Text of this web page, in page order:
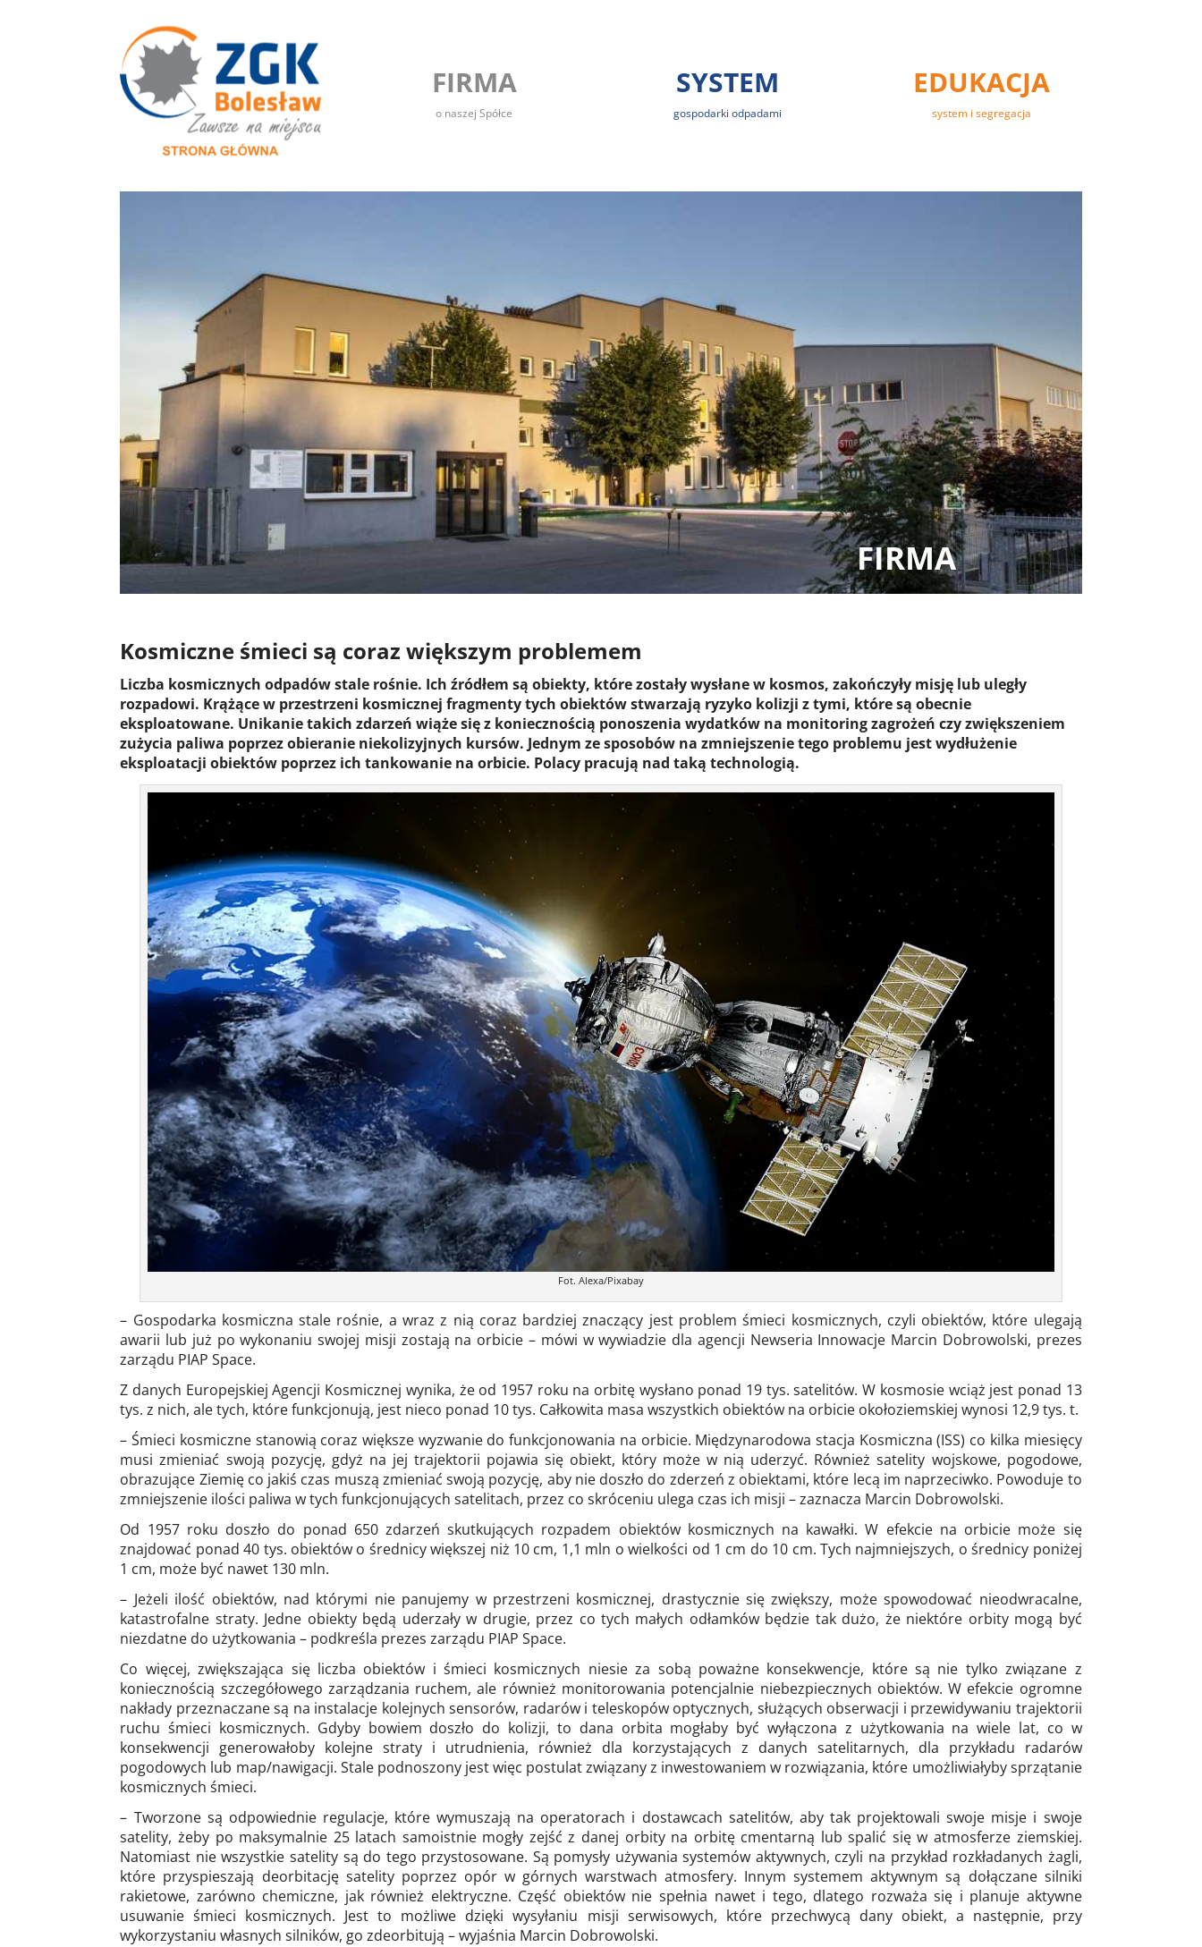
FIRMA
o naszej Spółce
SYSTEM
gospodarki odpadami
EDUKACJA
system i segregacja
FIRMA
Kosmiczne śmieci są coraz większym problemem
Liczba kosmicznych odpadów stale rośnie. Ich źródłem są obiekty, które zostały wysłane w kosmos, zakończyły misję lub uległy
rozpadowi. Krążące w przestrzeni kosmicznej fragmenty tych obiektów stwarzają ryzyko kolizji z tymi, które są obecnie
eksploatowane. Unikanie takich zdarzeń wiąże się z koniecznością ponoszenia wydatków na monitoring zagrożeń czy zwiększeniem
zużycia paliwa poprzez obieranie niekolizyjnych kursów. Jednym ze sposobów na zmniejszenie tego problemu jest wydłużenie
eksploatacji obiektów poprzez ich tankowanie na orbicie. Polacy pracują nad taką technologią.
Fot. Alexa/Pixabay
– Gospodarka kosmiczna stale rośnie, a wraz z nią coraz bardziej znaczący jest problem śmieci kosmicznych, czyli obiektów, które ulegają
awarii lub już po wykonaniu swojej misji zostają na orbicie – mówi w wywiadzie dla agencji Newseria Innowacje Marcin Dobrowolski, prezes
zarządu PIAP Space.
Z danych Europejskiej Agencji Kosmicznej wynika, że od 1957 roku na orbitę wysłano ponad 19 tys. satelitów. W kosmosie wciąż jest ponad 13
tys. z nich, ale tych, które funkcjonują, jest nieco ponad 10 tys. Całkowita masa wszystkich obiektów na orbicie okołoziemskiej wynosi 12,9 tys. t.
– Śmieci kosmiczne stanowią coraz większe wyzwanie do funkcjonowania na orbicie. Międzynarodowa stacja Kosmiczna (ISS) co kilka miesięcy
musi zmieniać swoją pozycję, gdyż na jej trajektorii pojawia się obiekt, który może w nią uderzyć. Również satelity wojskowe, pogodowe,
obrazujące Ziemię co jakiś czas muszą zmieniać swoją pozycję, aby nie doszło do zderzeń z obiektami, które lecą im naprzeciwko. Powoduje to
zmniejszenie ilości paliwa w tych funkcjonujących satelitach, przez co skróceniu ulega czas ich misji – zaznacza Marcin Dobrowolski.
Od 1957 roku doszło do ponad 650 zdarzeń skutkujących rozpadem obiektów kosmicznych na kawałki. W efekcie na orbicie może się
znajdować ponad 40 tys. obiektów o średnicy większej niż 10 cm, 1,1 mln o wielkości od 1 cm do 10 cm. Tych najmniejszych, o średnicy poniżej
1 cm, może być nawet 130 mln.
– Jeżeli ilość obiektów, nad którymi nie panujemy w przestrzeni kosmicznej, drastycznie się zwiększy, może spowodować nieodwracalne,
katastrofalne straty. Jedne obiekty będą uderzały w drugie, przez co tych małych odłamków będzie tak dużo, że niektóre orbity mogą być
niezdatne do użytkowania – podkreśla prezes zarządu PIAP Space.
Co więcej, zwiększająca się liczba obiektów i śmieci kosmicznych niesie za sobą poważne konsekwencje, które są nie tylko związane z
koniecznością szczegółowego zarządzania ruchem, ale również monitorowania potencjalnie niebezpiecznych obiektów. W efekcie ogromne
nakłady przeznaczane są na instalacje kolejnych sensorów, radarów i teleskopów optycznych, służących obserwacji i przewidywaniu trajektorii
ruchu śmieci kosmicznych. Gdyby bowiem doszło do kolizji, to dana orbita mogłaby być wyłączona z użytkowania na wiele lat, co w
konsekwencji generowałoby kolejne straty i utrudnienia, również dla korzystających z danych satelitarnych, dla przykładu radarów
pogodowych lub map/nawigacji. Stale podnoszony jest więc postulat związany z inwestowaniem w rozwiązania, które umożliwiałyby sprzątanie
kosmicznych śmieci.
– Tworzone są odpowiednie regulacje, które wymuszają na operatorach i dostawcach satelitów, aby tak projektowali swoje misje i swoje
satelity, żeby po maksymalnie 25 latach samoistnie mogły zejść z danej orbity na orbitę cmentarną lub spalić się w atmosferze ziemskiej.
Natomiast nie wszystkie satelity są do tego przystosowane. Są pomysły używania systemów aktywnych, czyli na przykład rozkładanych żagli,
które przyspieszają deorbitację satelity poprzez opór w górnych warstwach atmosfery. Innym systemem aktywnym są dołączane silniki
rakietowe, zarówno chemiczne, jak również elektryczne. Część obiektów nie spełnia nawet i tego, dlatego rozważa się i planuje aktywne
usuwanie śmieci kosmicznych. Jest to możliwe dzięki wysyłaniu misji serwisowych, które przechwycą dany obiekt, a następnie, przy
wykorzystaniu własnych silników, go zdeorbitują – wyjaśnia Marcin Dobrowolski.